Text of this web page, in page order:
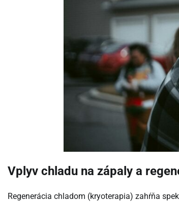
Vplyv chladu na zápaly a
Regenerácia chladom (kryoterapia) zahŕňa